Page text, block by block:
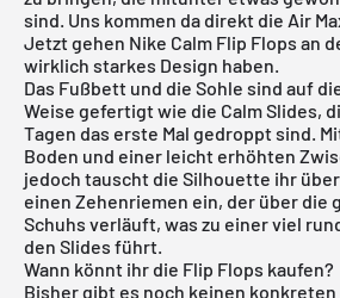
sind. Uns kommen da direkt die Air
Jetzt gehen Nike Calm Flip Flops an
wirklich starkes Design haben.
Das Fußbett und die Sohle sind auf
Weise gefertigt wie die Calm Slides,
Tagen das erste Mal gedroppt sind.
Boden und einer leicht erhöhten
jedoch tauscht die Silhouette ihr
einen Zehenriemen ein, der über die
Schuhs verläuft, was zu einer viel
den Slides führt.
Wann könnt ihr die Flip Flops kaufen?
Bisher gibt es noch keinen